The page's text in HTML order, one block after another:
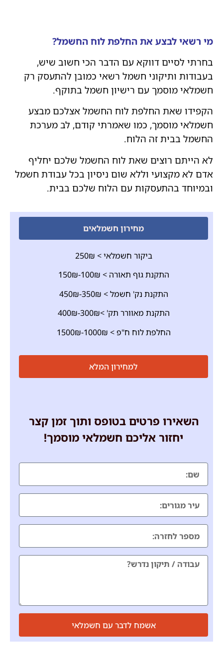
מחירון חשמלאים
ביקור חשמלאי > 250₪
התקנת גוף תאורה > 100₪-150₪
התקנת נק' חשמל > 350₪-450₪
התקנת מאוורר תק' >300₪-400₪
החלפת לוח ח"פ > 1000₪-1500₪
למחירון המלא
השאירו פרטים בטופס ותוך זמן קצר
יחזור אליכם חשמלאי מוסמך!
אשמח לדבר עם חשמלאי
מי רשאי לבצע את החלפת לוח החשמל?
בחרתי לסיים דווקא עם הדבר הכי חשוב שיש,
בעבודות ותיקוני חשמל רשאי כמובן להתעסק רק
חשמלאי מוסמך עם רישיון חשמל בתוקף.
הקפידו שאת החלפת לוח החשמל אצלכם מבצע
חשמלאי מוסמך, כמו שאמרתי קודם, לב מערכת
החשמל בבית זה הלוח.
לא הייתם רוצים שאת לוח החשמל שלכם יחליף
אדם לא מקצועי וללא שום ניסיון בכל עבודת חשמל
ובמיוחד בהתעסקות עם הלוח שלכם בבית.